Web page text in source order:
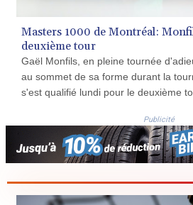
DZD
ERN
ETB
FJD
GBP
GEL
GGP
GHS
GIP
GMD
Masters 1000 de Montréal:
deuxième tour
Gaël Monfils, en pleine tournée
au sommet de sa forme durant la
s'est qualifié lundi pour le deuxième
mondial) 6-4, 6-4.
Publicité